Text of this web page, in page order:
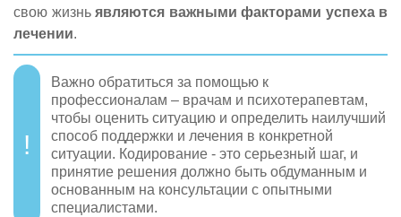
свою жизнь являются важными факторами успеха в
лечении.
Важно обратиться за помощью к
профессионалам – врачам и психотерапевтам,
чтобы оценить ситуацию и определить наилучший
способ поддержки и лечения в конкретной
ситуации. Кодирование - это серьезный шаг, и
принятие решения должно быть обдуманным и
основанным на консультации с опытными
специалистами.